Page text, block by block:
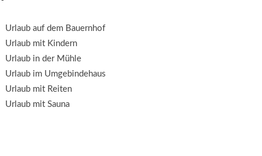
Urlaub auf dem Bauernhof
Urlaub mit Kindern
Urlaub in der Mühle
Urlaub im Umgebindehaus
Urlaub mit Reiten
Urlaub mit Sauna